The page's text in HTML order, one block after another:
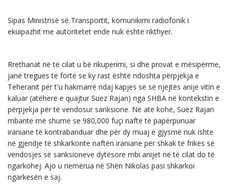
Sipas Ministrisë së Transportit, komunikimi radiofonik i
ekuipazhit me autoritetet ende nuk është rikthyer.
Rrethanat në të cilat u bë rikuperimi, si dhe provat e mësipërme,
janë tregues të fortë se ky rast është ndoshta përpjekja e
Teheranit për t'u hakmarrë ndaj kapjes së së njëjtës anije vitin e
kaluar (atëherë e quajtur Suez Rajan) nga SHBA në kontekstin e
përpjekja për të vendosur sanksione. Në atë kohë, Suez Rajan
mbante më shumë se 980,000 fuçi naftë të papërpunuar
iraniane të kontrabanduar dhe për dy muaj e gjysmë nuk ishte
në gjendje të shkarkonte naftën iraniane për shkak të frikës së
vendosjes së sanksioneve dytësore mbi anijet në të cilat do të
ngarkohej. Ajo u riemërua në Shën Nikolas pasi shkarkoi
ngarkesën e saj.